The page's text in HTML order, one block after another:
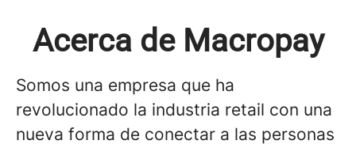
Acerca de Macropay
Somos una empresa que ha
revolucionado la industria retail con una
nueva forma de conectar a las personas